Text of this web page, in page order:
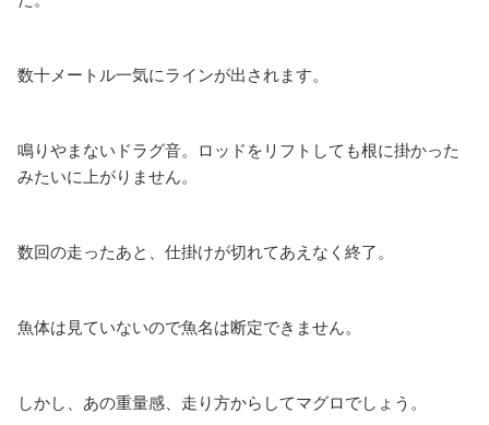
数十メートル一気にラインが出されます。
鳴りやまないドラグ音。ロッドをリフトしても根に掛かった
みたいに上がりません。
数回の走ったあと、仕掛けが切れてあえなく終了。
魚体は見ていないので魚名は断定できません。
しかし、あの重量感、走り方からしてマグロでしょう。